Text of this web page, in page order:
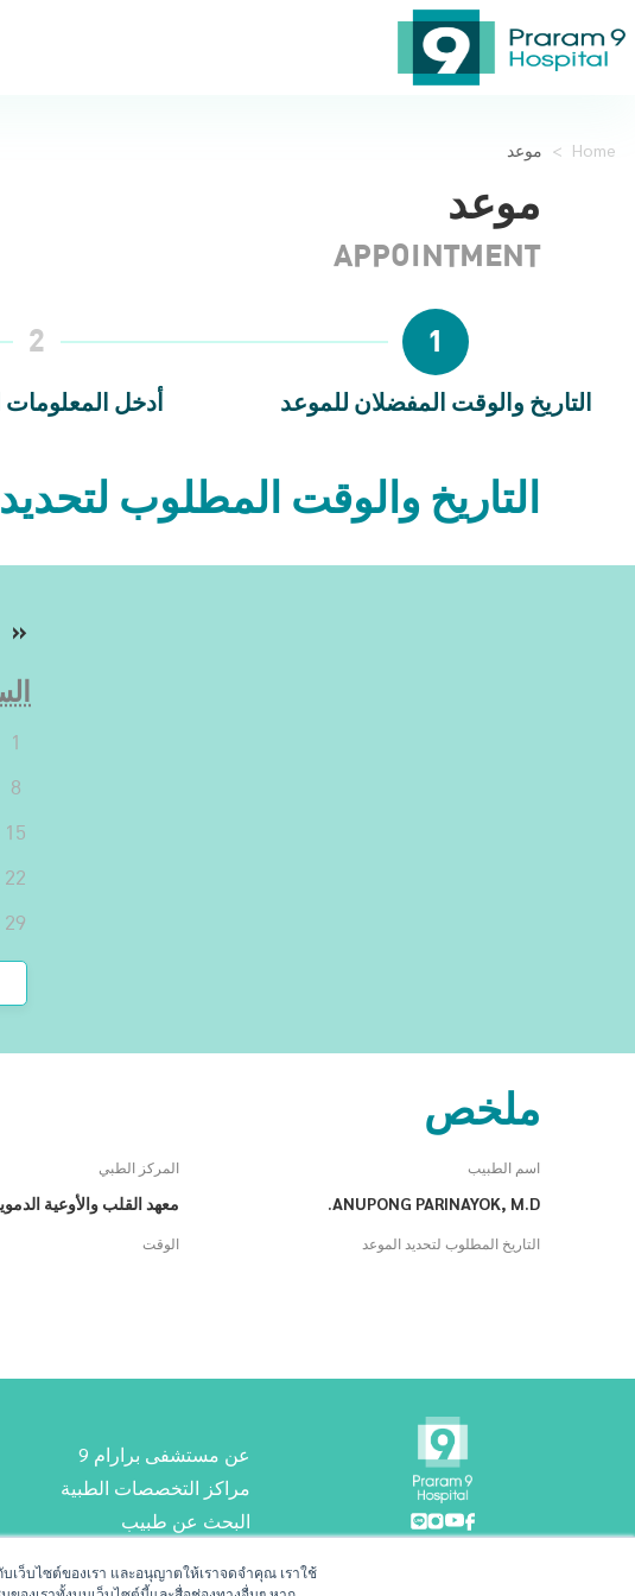
ว็บไซต์ของเรา และอนุญาตให้เราจดจำคุณ เราใช้
Home
> موعد
موعد
APPOINTMENT
1
2
التاريخ والوقت المفضلان للموعد أدخل
التاريخ والوقت المطلوب
«
1
8
15
22
29
ملخص
اسم الطبيب
ANUPONG PARINAYOK, M.D.
المركز الطبي
معهد القلب والأوعية
التاريخ المطلوب لتحديد الموعد الوقت
عن مستشفى برارام 9
مراكز التخصصات الطبية
البحث عن طبيب